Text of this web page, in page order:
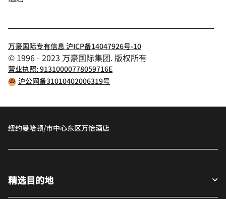
万豪国际专有信息 沪ICP备14047926号-10
© 1996 - 2023 万豪国际集团. 版权所有
营业执照: 91310000778059716E
沪公网备31010402006319号
纽约曼哈顿/市中心东区万怡酒店
精选目的地